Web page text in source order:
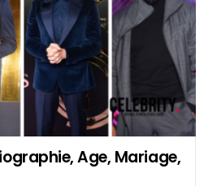
Age, Mariage,